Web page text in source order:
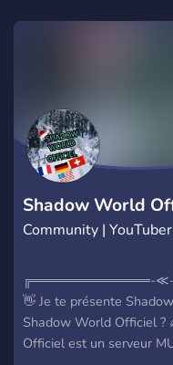
Shadow World
Community | YouTuber
╔═════════════-
👋 Je te présente
Shadow World Officiel
Officiel est un serveur